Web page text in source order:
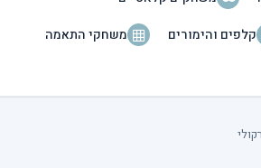
קלפים והימורים
משחקי התאמה